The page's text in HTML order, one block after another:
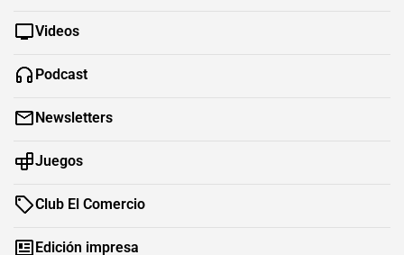
Videos
Podcast
Newsletters
Juegos
Club El Comercio
Edición impresa